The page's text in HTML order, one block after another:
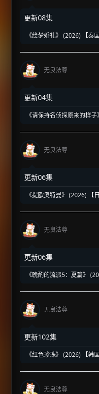
更新08集
《绘梦婚礼》 (2026) 【
无良法尊
更新04集
《请保持名侦探原来的样
无良法尊
更新06集
《提欧奥特曼》 (2026)
无良法尊
更新06集
《晚酌的流派5：夏篇》
无良法尊
更新102集
《红色珍珠》 (2026) 【
无良法尊